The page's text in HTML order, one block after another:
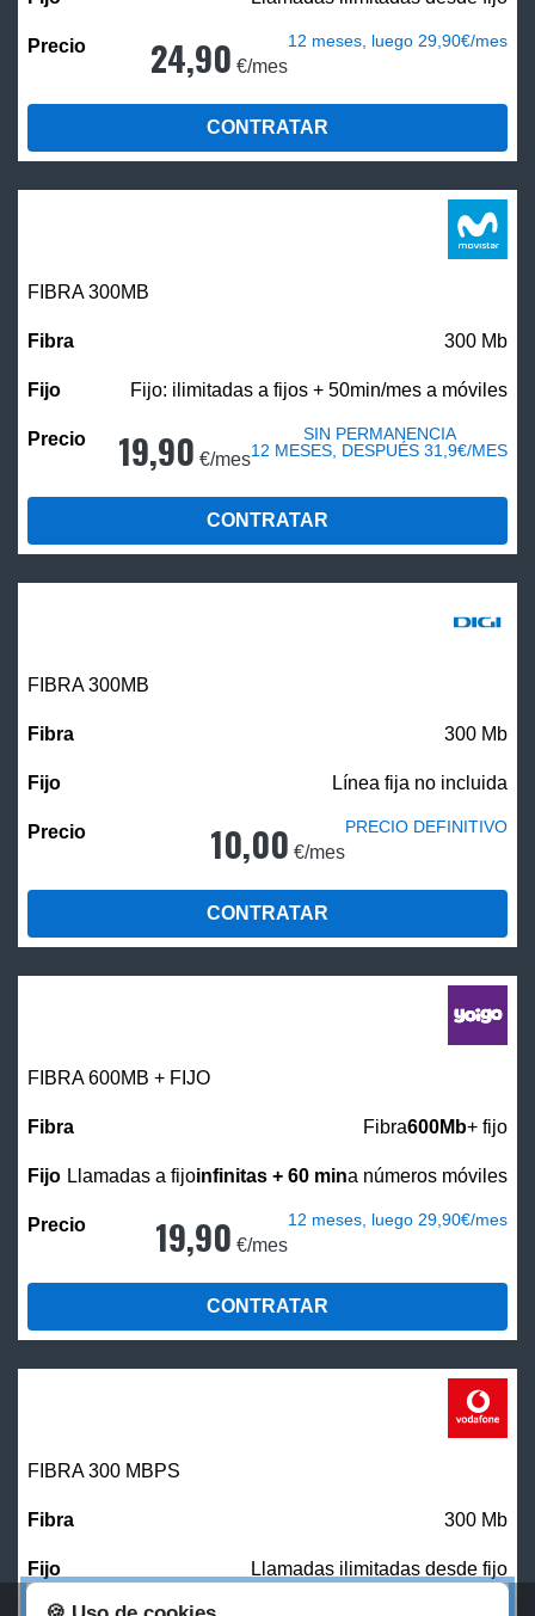
24,90 €/mes
12 meses, luego 29,90€/mes
CONTRATAR
FIBRA 300MB
300 Mb
Fijo: ilimitadas a fijos + 50min/mes a móviles
19,90 €/mes
SIN PERMANENCIA
12 MESES, DESPUÉS 31,9€/MES
CONTRATAR
FIBRA 300MB
300 Mb
Línea fija no incluida
10,00 €/mes
PRECIO DEFINITIVO
CONTRATAR
FIBRA 600MB + FIJO
Fibra600Mb+ fijo
Llamadas a fijoinfinitas + 60 mina números móviles
19,90 €/mes
12 meses, luego 29,90€/mes
CONTRATAR
FIBRA 300 MBPS
300 Mb
Llamadas ilimitadas desde fijo